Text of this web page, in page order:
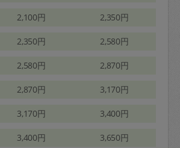
2,100円 2,350円
2,350円 2,580円
2,580円 2,870円
2,870円 3,170円
3,170円 3,400円
3,400円 3,650円